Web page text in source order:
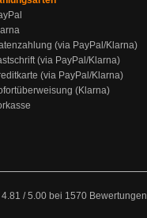
(via PayPal/Klarna)
(via PayPal/Klarna)
(via PayPal/Klarna)
(Klarna)
4.81 /5.00 bei 1570 Bewertungen